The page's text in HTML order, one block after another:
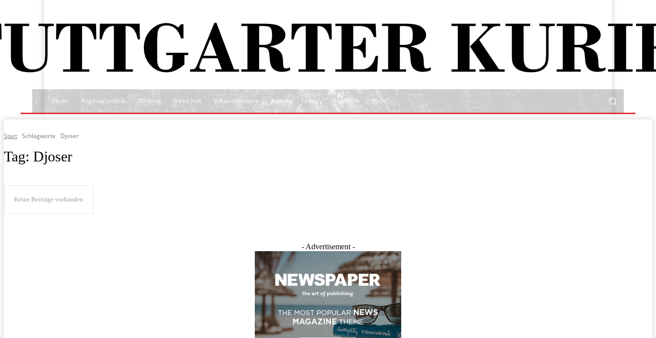
Home Regionalpolitik Bildung Wirtschaft Veranstaltungen Kultur Leben Allgemein Sport
Start Schlagworte Djoser
Tag: Djoser
Keine Beiträge vorhanden
- Advertisement -